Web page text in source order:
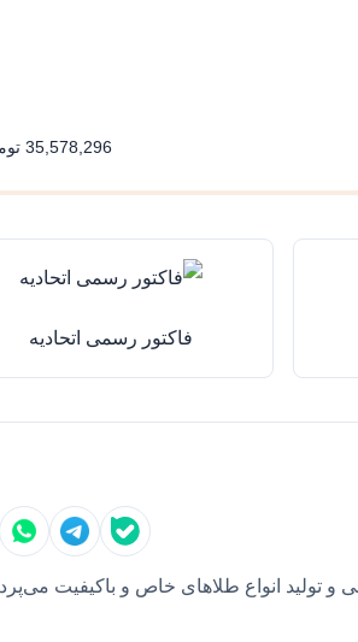
35,578,296 تومانء
فاکتور رسمی اتحادیه
تولید انواع طلاهای خاص و باکیفیت